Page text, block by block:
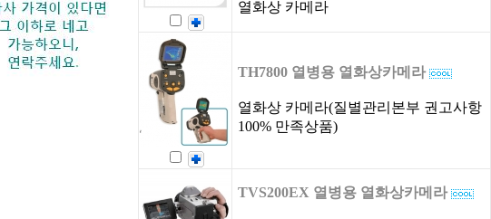
열화상 카메라
TH7800 열병용 열화상카메라
열화상 카메라(질별관리본부 권고사항
100% 만족상품)
TVS200EX 열병용 열화상카메라